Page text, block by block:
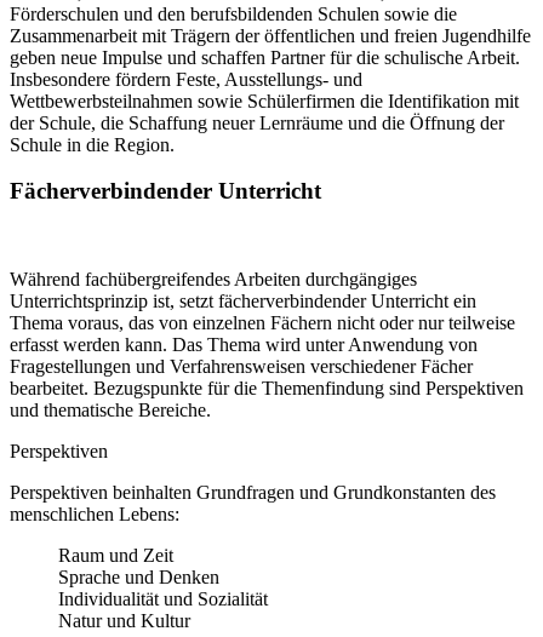
Förderschulen und den berufsbildenden Schulen sowie die
Zusammenarbeit mit Trägern der öffentlichen und freien Jugendhilfe
geben neue Impulse und schaffen Partner für die schulische Arbeit.
Insbesondere fördern Feste, Ausstellungs- und
Wettbewerbsteilnahmen sowie Schülerfirmen die Identifikation mit
der Schule, die Schaffung neuer Lernräume und die Öffnung der
Schule in die Region.
Fächerverbindender Unterricht
Während fachübergreifendes Arbeiten durchgängiges
Unterrichtsprinzip ist, setzt fächerverbindender Unterricht ein
Thema voraus, das von einzelnen Fächern nicht oder nur teilweise
erfasst werden kann. Das Thema wird unter Anwendung von
Fragestellungen und Verfahrensweisen verschiedener Fächer
bearbeitet. Bezugspunkte für die Themenfindung sind Perspektiven
und thematische Bereiche.
Perspektiven
Perspektiven beinhalten Grundfragen und Grundkonstanten des
menschlichen Lebens:
Raum und Zeit
Sprache und Denken
Individualität und Sozialität
Natur und Kultur